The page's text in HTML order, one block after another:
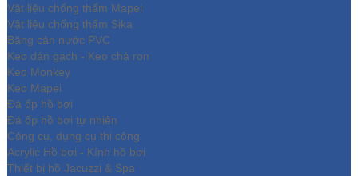
Vật liệu chống thấm Mapei
Vật liệu chống thấm Sika
Băng cản nước PVC
Keo dán gạch - Keo chà ron
Keo Monkey
Keo Mapei
Đá ốp hồ bơi
Đá ốp hồ bơi tự nhiên
Công cụ, dụng cụ thi công
Acrylic Hồ bơi - Kính hồ bơi
Thiết bị hồ Jacuzzi & Spa